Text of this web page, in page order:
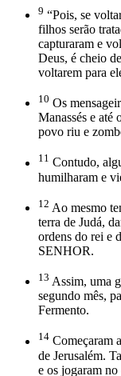
9 “Pois, se
filhos serão
capturaram e
Deus, é cheio
voltarem para
10 Os
Manassés e até
povo riu e
11 Contudo,
humilharam e
12 Ao mesmo
terra de Judá,
ordens do rei e
SENHOR.
13 Assim, uma
segundo mês,
Fermento.
14 Começaram
de Jerusalém.
e os jogaram